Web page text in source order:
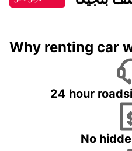
Why renting car
24 hour
No